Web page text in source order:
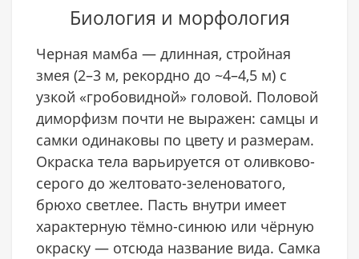
Биология и морфология
Черная мамба — длинная, стройная
змея (2–3 м, рекордно до ~4–4,5 м) с
узкой «гробовидной» головой. Половой
диморфизм почти не выражен: самцы и
самки одинаковы по цвету и размерам.
Окраска тела варьируется от оливково-
серого до желтовато-зеленоватого,
брюхо светлее. Пасть внутри имеет
характерную тёмно-синюю или чёрную
окраску — отсюда название вида. Самка